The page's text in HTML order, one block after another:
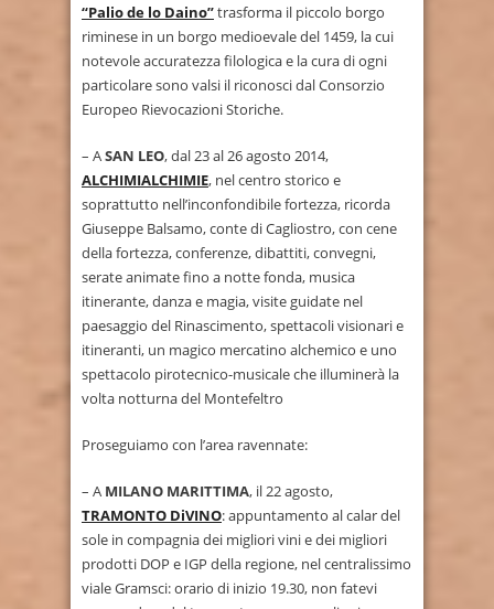
“Palio de lo Daino”trasforma il piccolo borgo
riminese in un borgo medioevale del 1459, la cui
notevole accuratezza filologica e la cura di ogni
particolare sono valsi il riconosci dal Consorzio
Europeo Rievocazioni Storiche.
– ASAN LEO, dal 23 al 26 agosto 2014,
ALCHIMIALCHIMIE, nel centro storico e
soprattutto nell’inconfondibile fortezza, ricorda
Giuseppe Balsamo, conte di Cagliostro, con cene
della fortezza, conferenze, dibattiti, convegni,
serate animate fino a notte fonda, musica
itinerante, danza e magia, visite guidate nel
paesaggio del Rinascimento, spettacoli visionari e
itineranti, un magico mercatino alchemico e uno
spettacolo pirotecnico-musicale che illuminerà la
volta notturna del Montefeltro
Proseguiamo con l’area ravennate:
– A MILANO MARITTIMA, il 22 agosto,
TRAMONTO DiVINO: appuntamento al calar del
sole in compagnia dei migliori vini e dei migliori
prodotti DOP e IGP della regione, nel centralissimo
viale Gramsci: orario di inizio 19.30, non fatevi